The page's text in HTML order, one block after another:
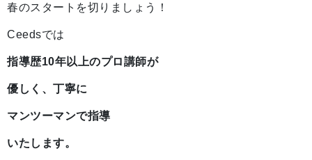
春のスタートを切りましょう！
Ceedsでは
指導歴10年以上のプロ講師が
優しく、丁寧に
マンツーマンで指導
いたします。